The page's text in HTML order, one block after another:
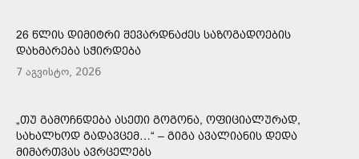
26 ᲬᲚᲘᲡ ᲓᲘᲛᲘᲢᲠᲘ ᲨᲔᲕᲐᲠᲓᲜᲐᲫᲔᲡ ᲡᲐᲖᲝᲒᲐᲓᲝᲔᲑᲘᲡ
ᲓᲐᲮᲛᲐᲠᲔᲑᲐ ᲡᲭᲘᲠᲓᲔᲑᲐ
7 აგვისტო, 2026
„ᲗᲣ ᲒᲐᲛᲝᲩᲜᲓᲔᲑᲐ ᲐᲡᲔᲗᲘ ᲒᲝᲒᲝᲜᲐ, ᲝᲤᲘᲪᲘᲐᲚᲣᲠᲐᲓ,
ᲡᲐᲮᲐᲚᲮᲝᲓ ᲒᲐᲓᲐᲕᲪᲔᲛ…“ – ᲒᲘᲒᲐ ᲐᲕᲐᲚᲘᲐᲜᲘᲡ ᲓᲔᲓᲐ
ᲛᲘᲛᲐᲠᲗᲕᲐᲡ ᲐᲕᲠᲪᲔᲚᲔᲑᲡ